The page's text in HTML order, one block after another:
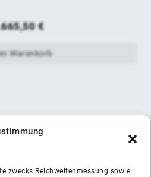
zwecks Reichweitenmessung sowie
€
Warenkorb